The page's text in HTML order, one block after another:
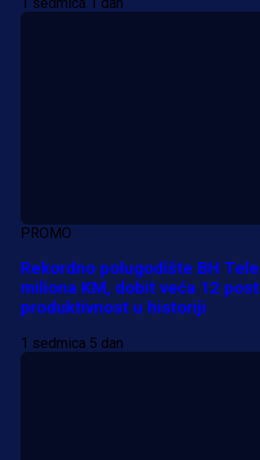
1 sedmica 1 dan
PROMO
Rekordno polugodište BH
miliona KM, dobit veća 12
produktivnost u historiji
1 sedmica 5 dan